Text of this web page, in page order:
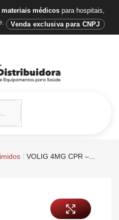
materiais médicospara hospitais,
Venda exclusiva para CNPJ
/ VOLIG 4MG CPR –...